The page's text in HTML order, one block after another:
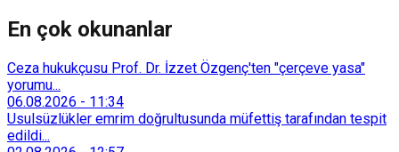
En çok okunanlar
Ceza hukukçusu Prof. Dr. İzzet Özgenç'ten "çerçeve yasa"
yorumu...
06.08.2026 - 11:34
Usulsüzlükler emrim doğrultusunda müfettiş tarafından tespit
edildi...